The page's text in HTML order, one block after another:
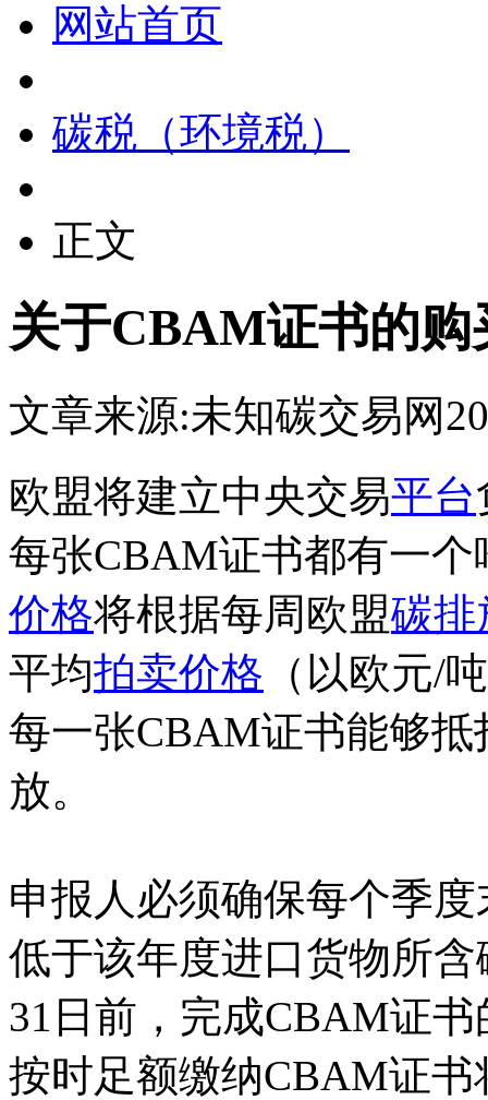
网站首页
碳税（环境税）
正文
关于CBAM证书的
文章来源:未知碳交易网
欧盟将建立中央交易平台
每张CBAM证书都有一
价格将根据每周欧盟碳排
平均拍卖价格 （以欧元/
每一张CBAM证书能够
放。
申报人必须确保每个季
低于该年度进口货物所
31日前，完成CBAM证
按时足额缴纳CBAM证书